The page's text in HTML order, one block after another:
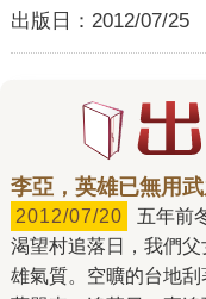
出版日： 2012/07/25
李亞，英雄已無用
2012/07/20
渴望村追落日，我們
雄氣質。空曠的台地